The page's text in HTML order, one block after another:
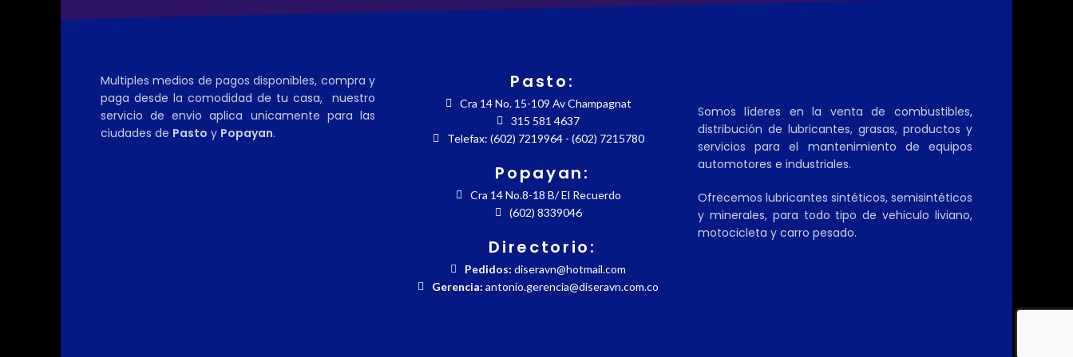
Multiples medios de pagos disponibles, compra y
paga desde la comodidad de tu casa, nuestro
servicio de envio aplica unicamente para las
ciudades de Pasto y Popayan.
Pasto:
Cra 14 No. 15-109 Av Champagnat
315 581 4637
Telefax: (602) 7219964 - (602) 7215780
Popayan:
Cra 14 No.8-18 B/ El Recuerdo
(602) 8339046
Directorio:
Pedidos: diseravn@hotmail.com
Gerencia: antonio.gerencia@diseravn.com.co
Somos líderes en la venta de combustibles,
distribución de lubricantes, grasas, productos y
servicios para el mantenimiento de equipos
automotores e industriales.
Ofrecemos lubricantes sintéticos, semisintéticos
y minerales, para todo tipo de vehiculo liviano,
motocicleta y carro pesado.